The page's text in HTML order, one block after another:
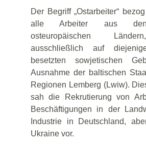
Der Begriff „Ostarbeiter“
alle Arbeiter aus den
osteuropäischen
ausschließlich auf
besetzten sowjetischen
Ausnahme der baltischen
Regionen Lemberg (Lwiw).
sah die Rekrutierung von
Beschäftigungen in der
Industrie in Deutschland,
Ukraine vor.